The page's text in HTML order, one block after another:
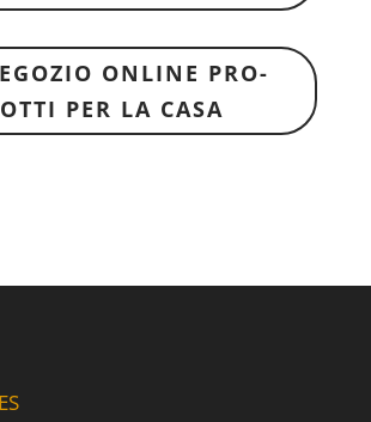
ONLINE PRO­
PER LA CASA